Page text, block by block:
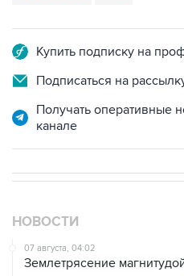
Купить подписку на
Подписаться на
Получать оперативные
канале
НОВОСТИ
07 августа, 04:02
Землетрясение